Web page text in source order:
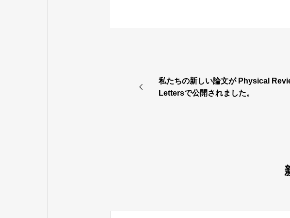
私たちの新しい論文が Physical
Lettersで公開されました。